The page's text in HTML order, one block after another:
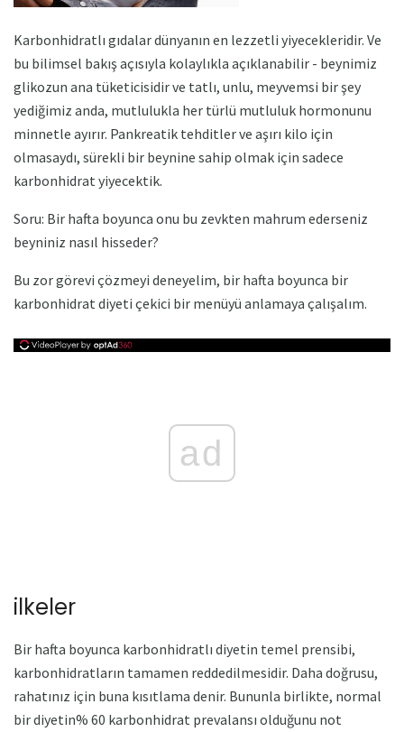
Karbonhidratlı gıdalar dünyanın en lezzetli yiyecekleridir. Ve
bu bilimsel bakış açısıyla kolaylıkla açıklanabilir - beynimiz
glikozun ana tüketicisidir ve tatlı, unlu, meyvemsi bir şey
yediğimiz anda, mutlulukla her türlü mutluluk hormonunu
minnetle ayırır. Pankreatik tehditler ve aşırı kilo için
olmasaydı, sürekli bir beynine sahip olmak için sadece
karbonhidrat yiyecektik.
Soru: Bir hafta boyunca onu bu zevkten mahrum ederseniz
beyniniz nasıl hisseder?
Bu zor görevi çözmeyi deneyelim, bir hafta boyunca bir
karbonhidrat diyeti çekici bir menüyü anlamaya çalışalım.
ad
ilkeler
Bir hafta boyunca karbonhidratlı diyetin temel prensibi,
karbonhidratların tamamen reddedilmesidir. Daha doğrusu,
rahatınız için buna kısıtlama denir. Bununla birlikte, normal
bir diyetin% 60 karbonhidrat prevalansı olduğunu not